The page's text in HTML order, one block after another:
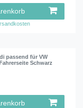
passend für VW
Schwarz